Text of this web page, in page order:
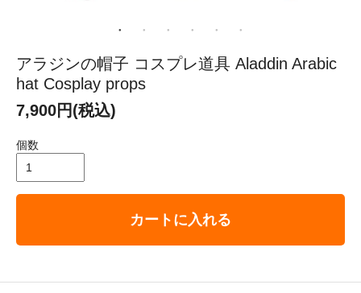
アラジンの帽子 コスプレ道具 Aladdin Arabic
hat Cosplay props
7,900円(税込)
個数
カートに入れる